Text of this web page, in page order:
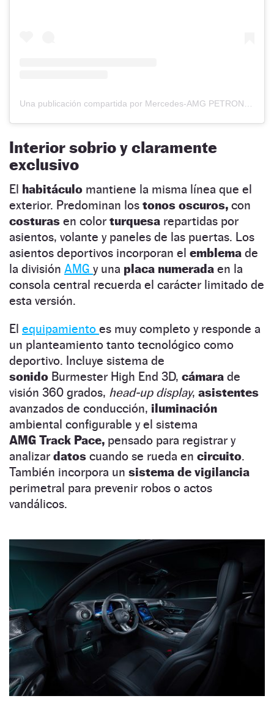
Una publicación compartida por Mercedes-AMG PETRONAS F1 Team (@mercedesamgf1)
Interior sobrio y claramente
exclusivo
El habitáculo mantiene la misma línea que el
exterior. Predominan los tonos oscuros, con
costuras en color turquesa repartidas por
asientos, volante y paneles de las puertas. Los
asientos deportivos incorporan el emblema de
la división AMG y una placa numerada en la
consola central recuerda el carácter limitado de
esta versión.
El equipamiento es muy completo y responde a
un planteamiento tanto tecnológico como
deportivo. Incluye sistema de
sonido Burmester High End 3D, cámara de
visión 360 grados, head-up display, asistentes
avanzados de conducción, iluminación
ambiental configurable y el sistema
AMG Track Pace, pensado para registrar y
analizar datos cuando se rueda en circuito.
También incorpora un sistema de vigilancia
perimetral para prevenir robos o actos
vandálicos.